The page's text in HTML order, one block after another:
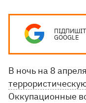
GOOGLE
В ночь на 8 апреля
Оккупационные